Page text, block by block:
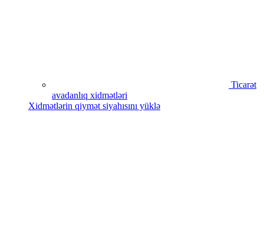
Ticarət
avadanlıq xidmətləri
Xidmətlərin qiymət siyahısını yüklə